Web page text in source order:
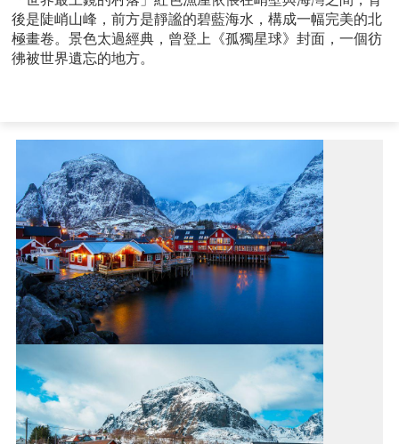
後是陡峭山峰，前方是靜謐的碧藍海水，構成一幅完美的北
極畫卷。景色太過經典，曾登上《孤獨星球》封面，一個彷
彿被世界遺忘的地方。